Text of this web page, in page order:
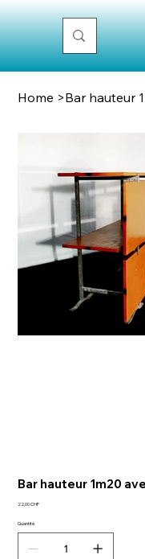
Home >Bar hauteur
Bar hauteur 1m20
Prix
22,00 CHF
Quantité